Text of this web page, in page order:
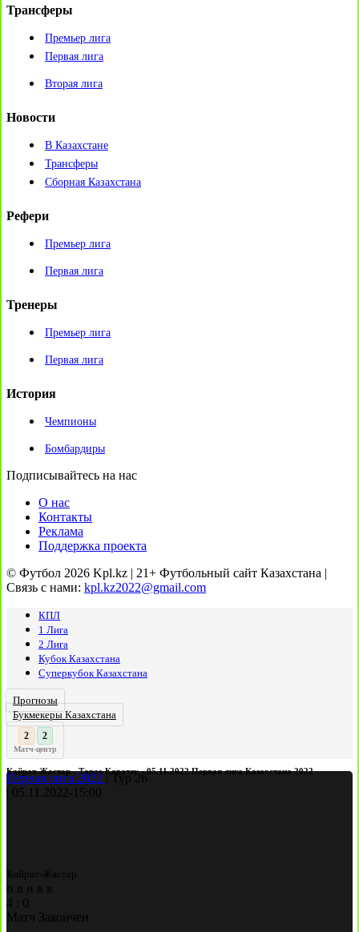
Трансферы
Премьер лига
Первая лига
Вторая лига
Новости
В Казахстане
Трансферы
Сборная Казахстана
Рефери
Премьер лига
Первая лига
Тренеры
Премьер лига
Первая лига
История
Чемпионы
Бомбардиры
Подписывайтесь на нас
О нас
Контакты
Реклама
Поддержка проекта
© Футбол 2026 Kpl.kz | 21+ Футбольный сайт Казахстана |
Связь с нами: kpl.kz2022@gmail.com
КПЛ
1 Лига
2 Лига
Кубок Казахстана
Суперкубок Казахстана
Прогнозы
Букмекеры Казахстана
3
:
Матч-центр
Кайрат-Жастар - Тараз-Каратау - 05.11.2022 Первая лига Казахстана 2022
Первая лига 2022 | Тур 26
05.11.2022- 15:00
Кайрат-Жастар
п в н в в
4
0
Матч Закончен